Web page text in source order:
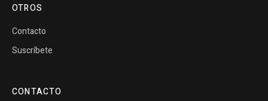
OTROS
Contacto
Suscríbete
CONTACTO